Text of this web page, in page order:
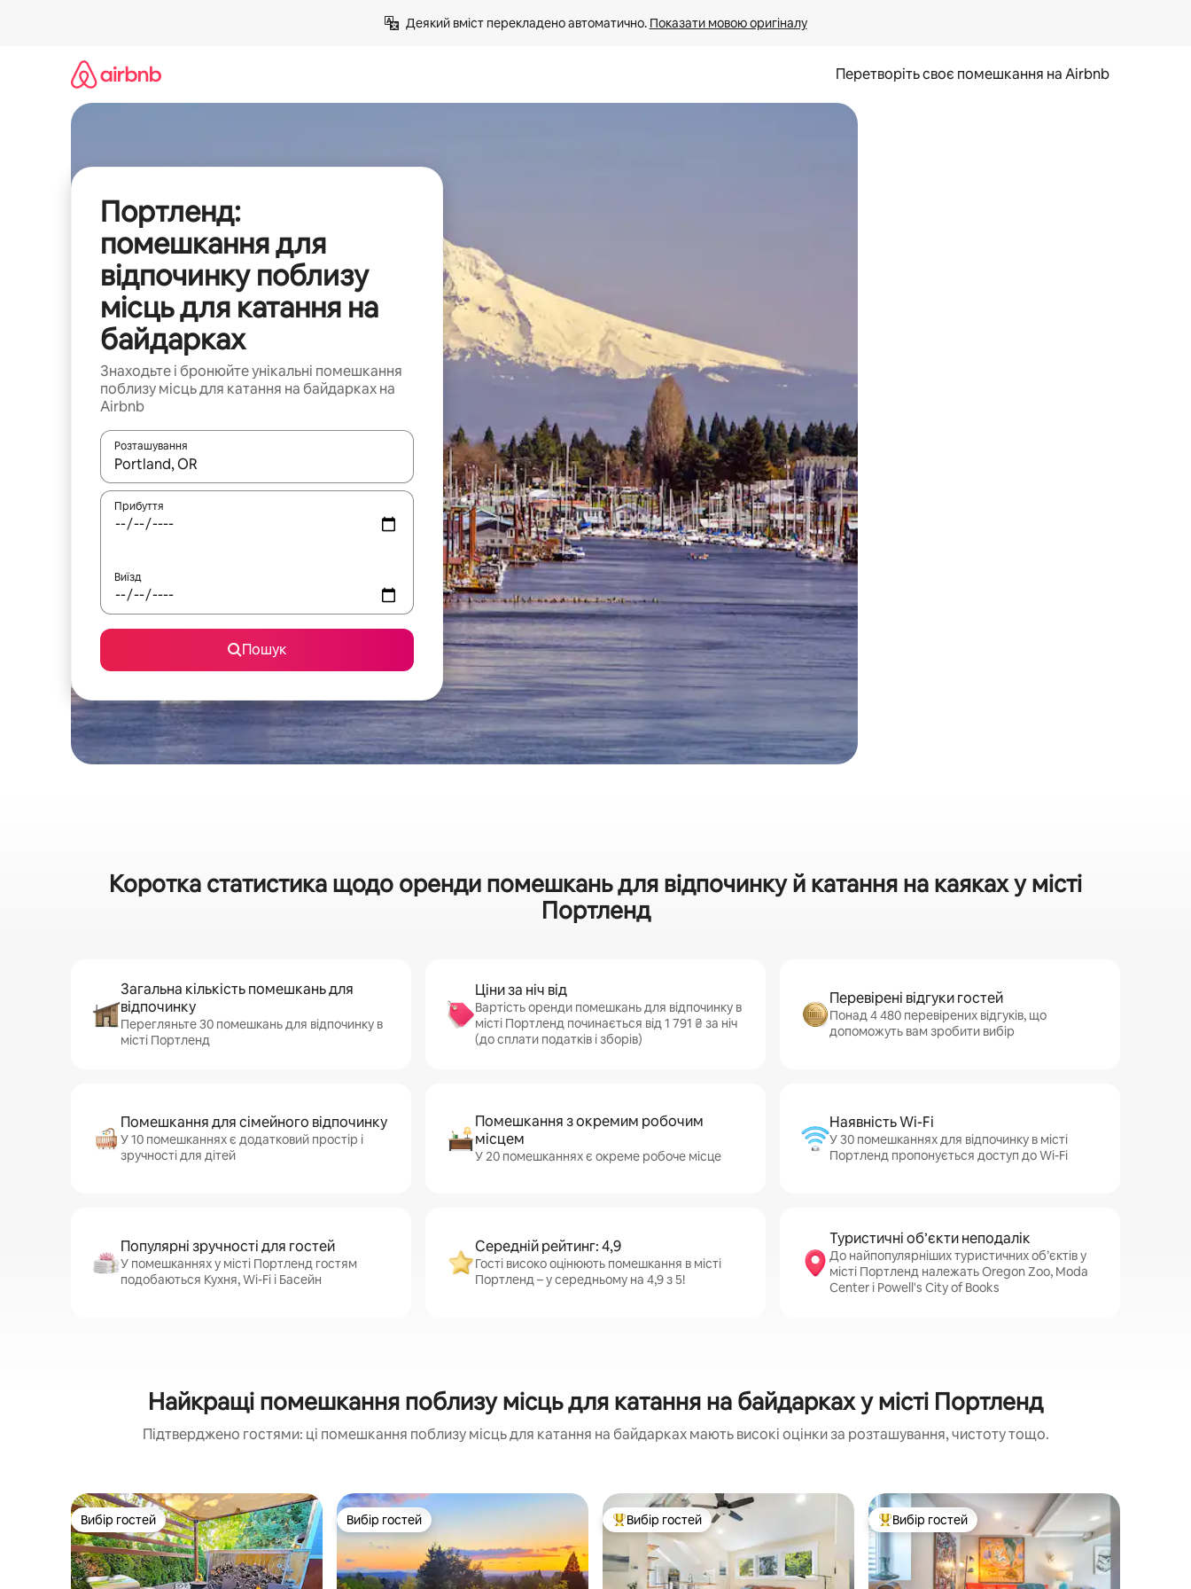
Деякий вміст перекладено автоматично. Показати мовою оригіналу
Перетворіть своє помешкання на Airbnb
Портленд:
помешкання для
відпочинку поблизу
місць для катання на
байдарках
Знаходьте і бронюйте унікальні помешкання
поблизу місць для катання на байдарках на
Airbnb
Розташування
Отримавши результати пошуку, використовуйте для навігації сторінкою клавіші зі стрілками вгору та вниз або жести дотику та гортання.
Прибуття
Виїзд
Пошук
Коротка статистика щодо оренди помешкань для відпочинку й катання на каяках у місті
Портленд
Загальна кількість помешкань для
відпочинку
Перегляньте 30 помешкань для відпочинку в
місті Портленд
Ціни за ніч від
Вартість оренди помешкань для відпочинку в
місті Портленд починається від 1 791 ₴ за ніч
(до сплати податків і зборів)
Перевірені відгуки гостей
Понад 4 480 перевірених відгуків, що
допоможуть вам зробити вибір
Помешкання для сімейного відпочинку
У 10 помешканнях є додатковий простір і
зручності для дітей
Помешкання з окремим робочим
місцем
У 20 помешканнях є окреме робоче місце
Наявність Wi-Fi
У 30 помешканнях для відпочинку в місті
Портленд пропонується доступ до Wi-Fi
Популярні зручності для гостей
У помешканнях у місті Портленд гостям
подобаються Кухня, Wi-Fi і Басейн
Середній рейтинг: 4,9
Гості високо оцінюють помешкання в місті
Портленд – у середньому на 4,9 з 5!
Туристичні об’єкти неподалік
До найпопулярніших туристичних об’єктів у
місті Портленд належать Oregon Zoo, Moda
Center і Powell's City of Books
Найкращі помешкання поблизу місць для катання на байдарках у місті Портленд
Підтверджено гостями: ці помешкання поблизу місць для катання на байдарках мають високі оцінки за розташування, чистоту тощо.
Вибір гостей
Вибір гостей Вибір гостей
Вибір гостей Топ вибір гостей
Вибір гостей Топ вибір гостей
Вибір гостей